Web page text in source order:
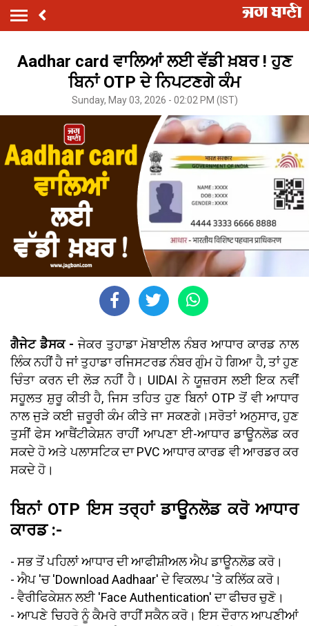
Aadhar card ਵਾਲਿਆਂ ਲਈ ਵੱਡੀ ਖ਼ਬਰ ! ਹੁਣ
ਬਿਨਾਂ OTP ਦੇ ਨਿਪਟਣਗੇ ਕੰਮ
Sunday, May 03, 2026 - 02:02 PM (IST)
ਗੈਜੇਟ ਡੈਸਕ -ਜੇਕਰ ਤੁਹਾਡਾ ਮੋਬਾਈਲ ਨੰਬਰ ਆਧਾਰ ਕਾਰਡ ਨਾਲ
ਲਿੰਕ ਨਹੀਂ ਹੈ ਜਾਂ ਤੁਹਾਡਾ ਰਜਿਸਟਰਡ ਨੰਬਰ ਗੁੰਮ ਹੋ ਗਿਆ ਹੈ, ਤਾਂ ਹੁਣ
ਚਿੰਤਾ ਕਰਨ ਦੀ ਲੋੜ ਨਹੀਂ ਹੈ। UIDAI ਨੇ ਯੂਜ਼ਰਸ ਲਈ ਇਕ ਨਵੀਂ
ਸਹੂਲਤ ਸ਼ੁਰੂ ਕੀਤੀ ਹੈ, ਜਿਸ ਤਹਿਤ ਹੁਣ ਬਿਨਾਂ OTP ਤੋਂ ਵੀ ਆਧਾਰ
ਨਾਲ ਜੁੜੇ ਕਈ ਜ਼ਰੂਰੀ ਕੰਮ ਕੀਤੇ ਜਾ ਸਕਣਗੇ।ਸਰੋਤਾਂ ਅਨੁਸਾਰ, ਹੁਣ
ਤੁਸੀਂ ਫੇਸ ਆਥੈਂਟੀਕੇਸ਼ਨ ਰਾਹੀਂ ਆਪਣਾ ਈ-ਆਧਾਰ ਡਾਊਨਲੋਡ ਕਰ
ਸਕਦੇ ਹੋ ਅਤੇ ਪਲਾਸਟਿਕ ਦਾ PVC ਆਧਾਰ ਕਾਰਡ ਵੀ ਆਰਡਰ ਕਰ
ਸਕਦੇ ਹੋ।
ਬਿਨਾਂ OTP ਇਸ ਤਰ੍ਹਾਂ ਡਾਊਨਲੋਡ ਕਰੋ ਆਧਾਰ
ਕਾਰਡ :-
- ਸਭ ਤੋਂ ਪਹਿਲਾਂ ਆਧਾਰ ਦੀ ਆਫੀਸ਼ੀਅਲ ਐਪ ਡਾਊਨਲੋਡ ਕਰੋ।
- ਐਪ 'ਚ 'Download Aadhaar' ਦੇ ਵਿਕਲਪ 'ਤੇ ਕਲਿੱਕ ਕਰੋ।
- ਵੈਰੀਫਿਕੇਸ਼ਨ ਲਈ 'Face Authentication' ਦਾ ਫੀਚਰ ਚੁਣੋ।
- ਆਪਣੇ ਚਿਹਰੇ ਨੂੰ ਕੈਮਰੇ ਰਾਹੀਂ ਸਕੈਨ ਕਰੋ। ਇਸ ਦੌਰਾਨ ਆਪਣੀਆਂ